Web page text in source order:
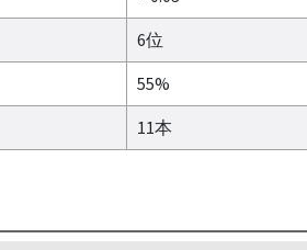
6位
55%
11本